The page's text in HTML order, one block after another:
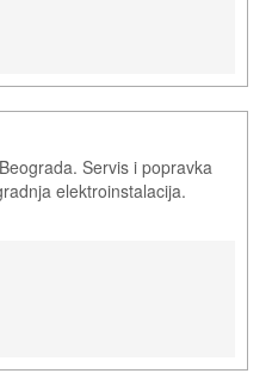
Servis i popravka
elektroinstalacija.